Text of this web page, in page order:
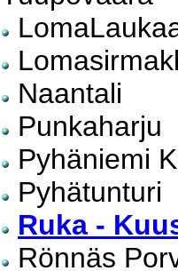
Naantali
Punkaharju
Pyhäniemi
Pyhätunturi
Ruka -
Rönnäs